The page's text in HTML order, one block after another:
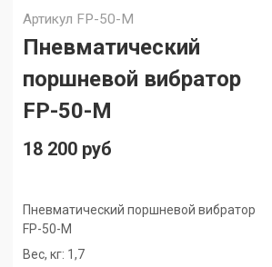
Артикул FP-50-M
Пневматический
поршневой вибратор
FP-50-M
18 200 руб
Пневматический поршневой вибратор
FP-50-M
Вес, кг: 1,7